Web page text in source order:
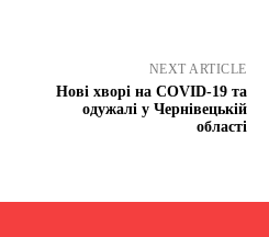
NEXT ARTICLE
Нові хворі на COVID-19 та
одужалі у Чернівецькій
області